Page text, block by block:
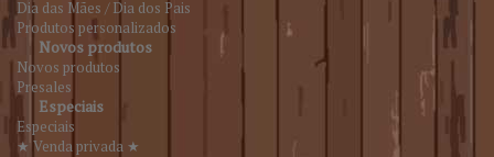
Dia das Mães / Dia dos Pais
Produtos personalizados
Novos produtos
Novos produtos
Presales
Especiais
Especiais
★ Venda privada ★